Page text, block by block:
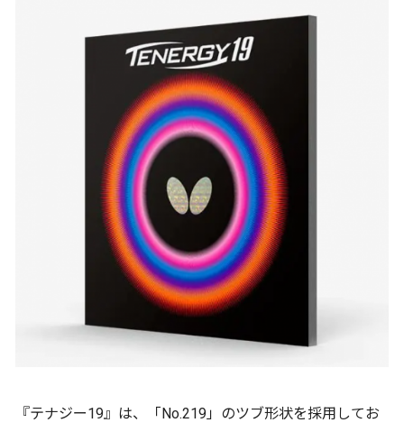
『テナジー19』は、「No.219」のツブ形状を採用してお